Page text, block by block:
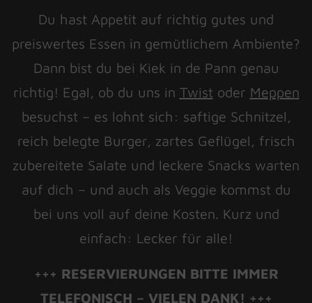
Du hast Appetit auf richtig gutes und
preiswertes Essen in gemütlichem Ambiente?
Dann bist du bei Kiek in de Pann genau
richtig! Egal, ob du uns in Twist oder Meppen
besuchst – es lohnt sich: saftige Schnitzel,
reich belegte Burger, zartes Geflügel, frisch
zubereitete Salate und leckere Snacks warten
auf dich – und auch als Veggie kommst du
bei uns voll auf deine Kosten. Kurz und
einfach: Lecker für alle!
+++ RESERVIERUNGEN BITTE IMMER
TELEFONISCH – VIELEN DANK! +++